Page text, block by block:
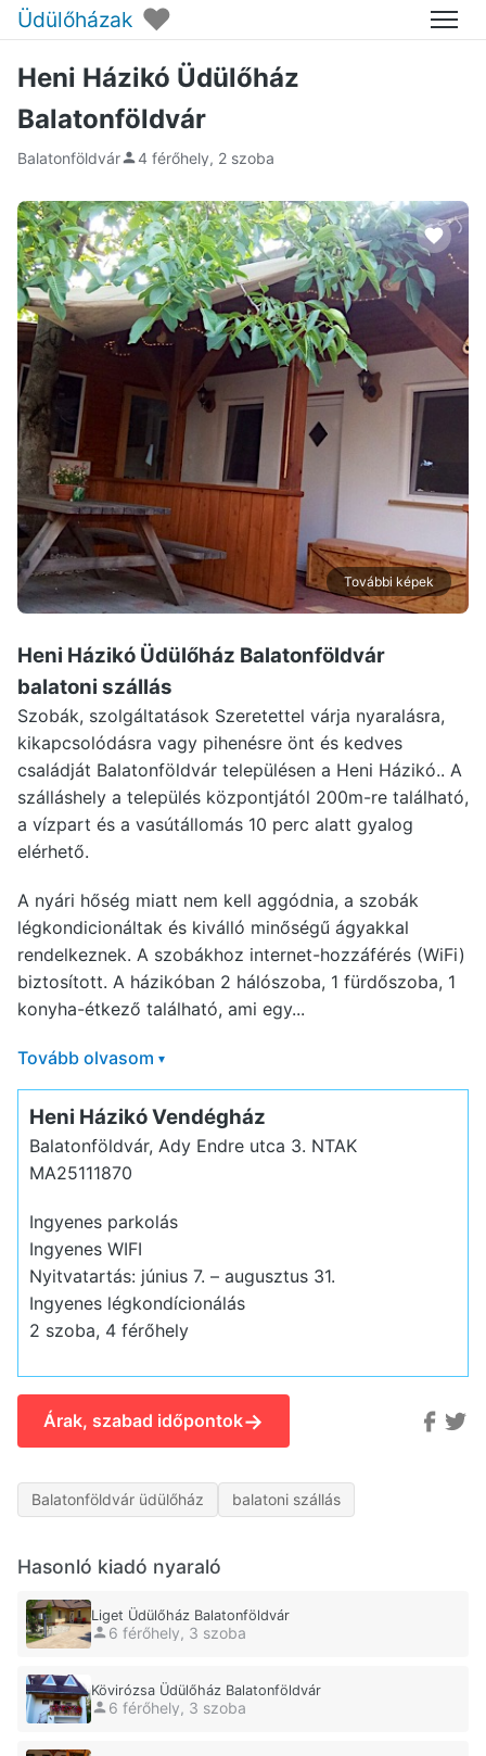
Üdülőházak ♥ Menü
Heni Házikó Üdülőház
Balatonföldvár
Balatonföldvár 4 férőhely, 2 szoba
További képek
Heni Házikó Üdülőház Balatonföldvár
balatoni szállás
Szobák, szolgáltatások Szeretettel várja nyaralásra,
kikapcsolódásra vagy pihenésre önt és kedves
családját Balatonföldvár településen a Heni Házikó.. A
szálláshely a település központjától 200m-re található,
a vízpart és a vasútállomás 10 perc alatt gyalog
elérhető.
A nyári hőség miatt nem kell aggódnia, a szobák
légkondicionáltak és kiválló minőségű ágyakkal
rendelkeznek. A szobákhoz internet-hozzáférés (WiFi)
biztosított. A házikóban 2 hálószoba, 1 fürdőszoba, 1
konyha-étkező található, ami egy...
Tovább olvasom ▾
Heni Házikó Vendégház
Balatonföldvár, Ady Endre utca 3. NTAK
MA25111870
Ingyenes parkolás
Ingyenes WIFI
Nyitvatartás: június 7. – augusztus 31.
Ingyenes légkondícionálás
2 szoba, 4 férőhely
Árak, szabad időpontok→
Balatonföldvár üdülőház balatoni szállás
Hasonló kiadó nyaraló
Liget Üdülőház Balatonföldvár
6 férőhely, 3 szoba
Kövirózsa Üdülőház Balatonföldvár
6 férőhely, 3 szoba